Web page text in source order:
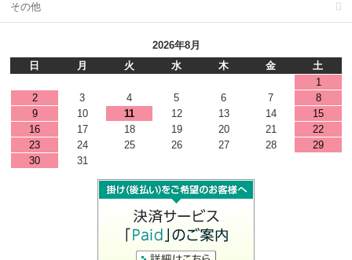
その他
2026年8月
日
月 火 水 木 金
土
1
2
3 4 5 6 7
8
9
10 11 12 13 14
15
16
17 18 19 20 21
22
23
24 25 26 27 28
29
30
31